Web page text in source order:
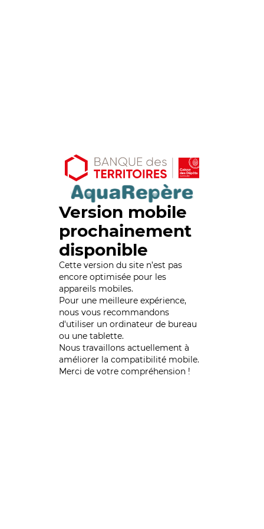
Version mobile
prochainement
disponible
Cette version du site n’est pas
encore optimisée pour les
appareils mobiles.
Pour une meilleure expérience,
nous vous recommandons
d'utiliser un ordinateur de bureau
ou une tablette.
Nous travaillons actuellement à
améliorer la compatibilité mobile.
Merci de votre compréhension !